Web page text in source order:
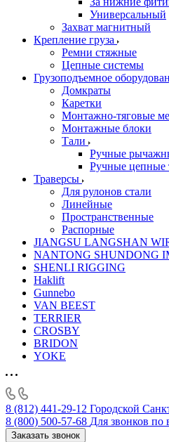
Универсальный
Захват магнитный
Крепление груза
Ремни стяжные
Цепные системы
Грузоподъемное
Домкраты
Каретки
Монтажно-тяговые
Монтажные блоки
Тали
Ручные
Ручные цепные
Траверсы
Для рулонов стали
Линейные
Пространственные
Распорные
JIANGSU LANGSHAN
NANTONG SHUNDONG
SHENLI RIGGING
Haklift
Gunnebo
VAN BEEST
TERRIER
CROSBY
BRIDON
YOKE
8 (812) 441-29-12 Городской
8 (800) 500-57-68 Для звонков по
Заказать звонок